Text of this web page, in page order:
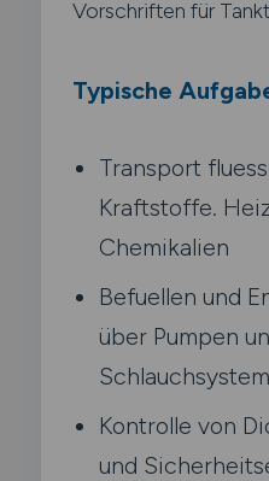
Vorschriften für
Typische
Transport
Kraftstoffe.
Chemikalien
Befuellen und
über Pumpen
Kontrolle von
und